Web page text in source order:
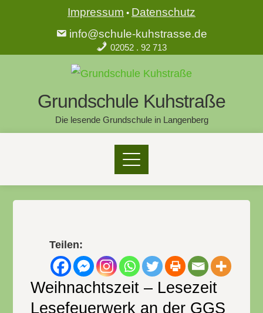
Impressum • Datenschutz
info@schule-kuhstrasse.de
02052 . 92 713
Grundschule Kuhstraße
Die lesende Grundschule in Langenberg
Teilen:
Weihnachtszeit – Lesezeit
Lesefeuerwerk an der GGS